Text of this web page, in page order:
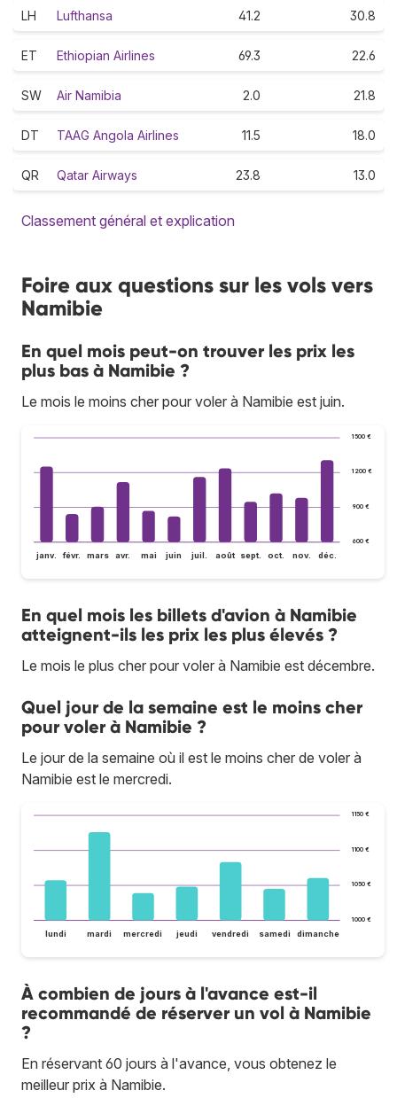
LH Lufthansa 41.2 30.8
ET Ethiopian Airlines 69.3 22.6
SW Air Namibia 2.0 21.8
DT TAAG Angola Airlines 11.5 18.0
QR Qatar Airways 23.8 13.0
Classement général et explication
Foire aux questions sur les vols vers
Namibie
En quel mois peut-on trouver les prix les
plus bas à Namibie ?
Le mois le moins cher pour voler à Namibie est juin.
600 €
900 €
1 200 €
1 500 €
janv. févr. mars avr. mai juin juil. août sept. oct. nov. déc.
En quel mois les billets d'avion à Namibie
atteignent-ils les prix les plus élevés ?
Le mois le plus cher pour voler à Namibie est décembre.
Quel jour de la semaine est le moins cher
pour voler à Namibie ?
Le jour de la semaine où il est le moins cher de voler à
Namibie est le mercredi.
1 000 €
1 050 €
1 100 €
1 150 €
lundi mardi mercredi jeudi vendredi samedi dimanche
À combien de jours à l'avance est-il
recommandé de réserver un vol à Namibie
?
En réservant 60 jours à l'avance, vous obtenez le
meilleur prix à Namibie.